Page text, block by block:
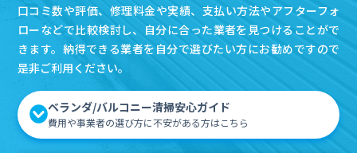
口コミ数や評価、修理料金や実績、支払い方法やアフターフォ
ローなどで比較検討し、自分に合った業者を見つけることがで
きます。納得できる業者を自分で選びたい方にお勧めですので
是非ご利用ください。
ベランダ/バルコニー清掃安心ガイド
費用や事業者の選び方に不安がある方はこちら